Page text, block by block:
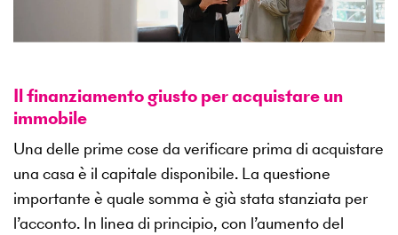
Il finanziamento giusto per acquistare un
immobile
Una delle prime cose da verificare prima di acquistare
una casa è il capitale disponibile. La questione
importante è quale somma è già stata stanziata per
l’acconto. In linea di principio, con l’aumento del